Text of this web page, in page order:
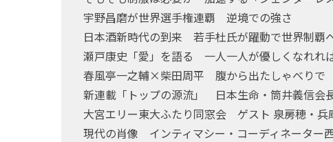
宇野昌磨が世界選手権連覇 逆境での強さ
日本酒新時代の到来 若手杜氏が躍動で世界制覇
瀬戸康史「愛」を語る 一人一人が優しくなれれ
春風亭一之輔×柴田周平 腹から出たしゃべりで
新連載「トップの源流」 日本生命・筒井義信会
大宮エリー東大ふたり同窓会 ゲスト 泉房穂・兵
現代の肖像 インティマシー・コーディネーター